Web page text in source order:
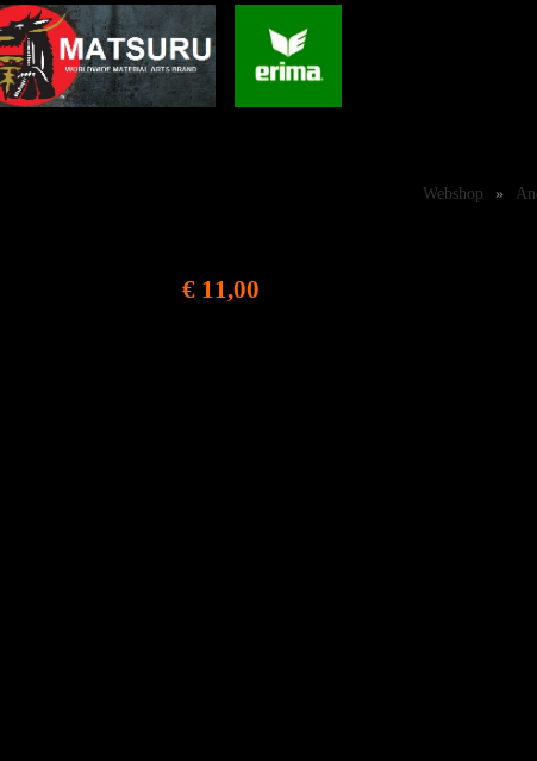
Webshop »
€ 11,00